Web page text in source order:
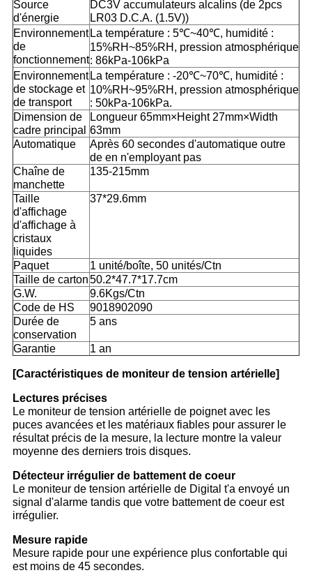
Source
d'énergie
DC3V accumulateurs alcalins (de 2pcs
LR03 D.C.A. (1.5V))
Environnement
de
fonctionnement
La température : 5℃~40℃, humidité :
15%RH~85%RH, pression atmosphérique
: 86kPa-106kPa
Environnement
de stockage et
de transport
La température : -20℃~70℃, humidité :
10%RH~95%RH, pression atmosphérique
: 50kPa-106kPa.
Dimension de
cadre principal
Longueur 65mm×Height 27mm×Width
63mm
Automatique
Après 60 secondes d'automatique outre
de en n'employant pas
Chaîne de
manchette
135-215mm
Taille
d'affichage
d'affichage à
cristaux
liquides
37*29.6mm
Paquet
1 unité/boîte, 50 unités/Ctn
Taille de carton50.2*47.7*17.7cm
G.W.
9.6Kgs/Ctn
Code de HS
9018902090
Durée de
conservation
5 ans
Garantie 1 an
[Caractéristiques de moniteur de tension artérielle]
Lectures précises
Le moniteur de tension artérielle de poignet avec les
puces avancées et les matériaux fiables pour assurer le
résultat précis de la mesure, la lecture montre la valeur
moyenne des derniers trois disques.
Détecteur irrégulier de battement de coeur
Le moniteur de tension artérielle de Digital t'a envoyé un
signal d'alarme tandis que votre battement de coeur est
irrégulier.
Mesure rapide
Mesure rapide pour une expérience plus confortable qui
est moins de 45 secondes.